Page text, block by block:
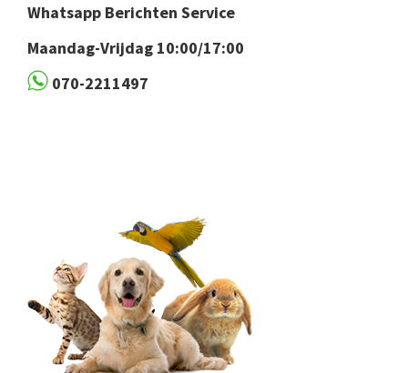
Whatsapp Berichten Service
Maandag-Vrijdag 10:00/17:00
070-2211497